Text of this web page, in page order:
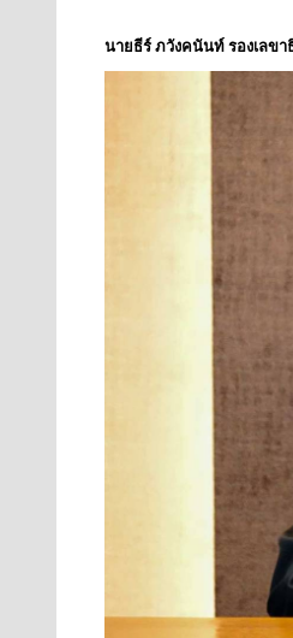
นายธีร์ ภวังคนันท์ รองเลขา